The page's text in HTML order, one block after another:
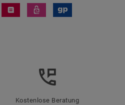
Kostenlose Beratung